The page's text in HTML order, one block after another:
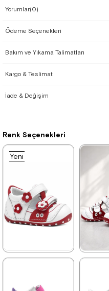
Yorumlar(0)
Ödeme Seçenekleri
Bakım ve Yıkama Talimatları
Kargo & Teslimat
İade & Değişim
Renk Seçenekleri
Yeni